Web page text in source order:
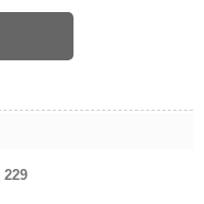
229